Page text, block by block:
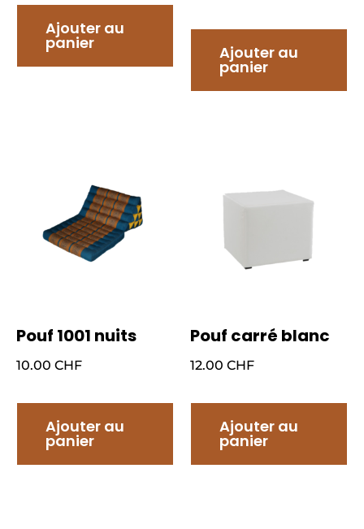
Ajouter au
panier Ajouter au
panier
Pouf 1001 nuits
10.00 CHF
Ajouter au
panier
Pouf carré blanc
12.00 CHF
Ajouter au
panier